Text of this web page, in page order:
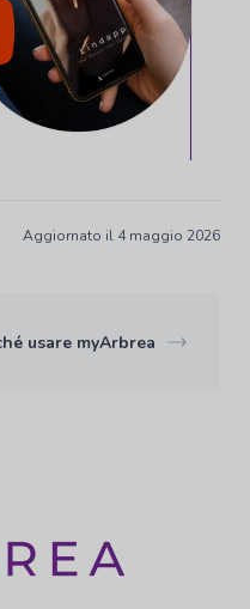
Aggiornato il 4 maggio 2026
usare myArbrea